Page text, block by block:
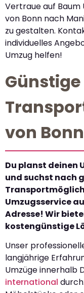
Vertraue auf Baum
von Bonn nach
zu gestalten.
individuelles
Umzug helfen!
Günstige
von
Du planst deinen
und suchst nach
Umzugsservice
Adresse! Wir
kostengünstige
Unser
langjährige
Umzüge innerhalb
international